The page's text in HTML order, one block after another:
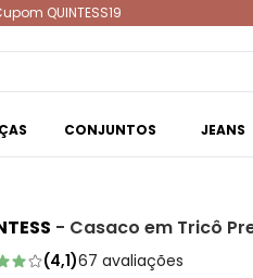
QUINTESS19
CONJUNTOS JEANS
- Casaco em Tricô
(4,1)67 avaliações